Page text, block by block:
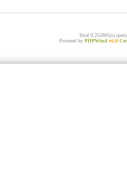
Total 0.252805(s)
Powered by PHPWind v6.0